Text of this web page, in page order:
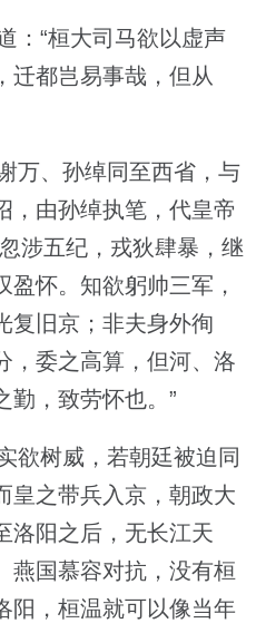
“桓大司马欲以虚声
迁都岂易事哉，但从
万、孙绰同至西省，与
，由孙绰执笔，代皇帝
涉五纪，戎狄肆暴，继
怀。知欲躬帅三军，
复旧京；非夫身外徇
，委之高算，但河、洛
勤，致劳怀也。”
树威，若朝廷被迫同
皇之带兵入京，朝政大
洛阳之后，无长江天
燕国慕容对抗，没有桓
阳，桓温就可以像当年